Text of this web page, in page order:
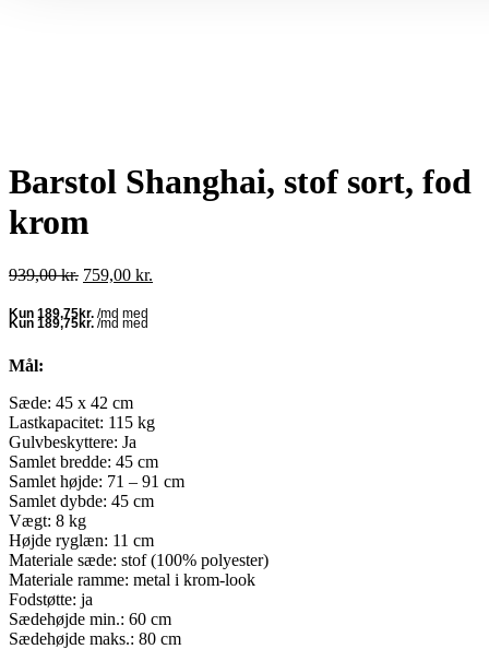
Barstol Shanghai, stof sort, fod
krom
939,00kr. Den
pris
var:
759,00 kr.
Mål:
Sæde: 45 x 42 cm
Lastkapacitet: 115 kg
Gulvbeskyttere: Ja
Samlet bredde: 45 cm
Samlet højde: 71 – 91 cm
Samlet dybde: 45 cm
Vægt: 8 kg
Højde ryglæn: 11 cm
Materiale sæde: stof (100% polyester)
Materiale ramme: metal i krom-look
Fodstøtte: ja
Sædehøjde min.: 60 cm
Sædehøjde maks.: 80 cm